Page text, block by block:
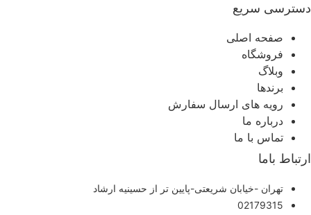
دسترسی سریع
صفحه اصلی
فروشگاه
وبلاگ
برندها
رویه های ارسال سفارش
درباره ما
تماس با ما
ارتباط باما
تهران -خیابان شریعتی-پایین تر از حسینیه ارشاد
02179315